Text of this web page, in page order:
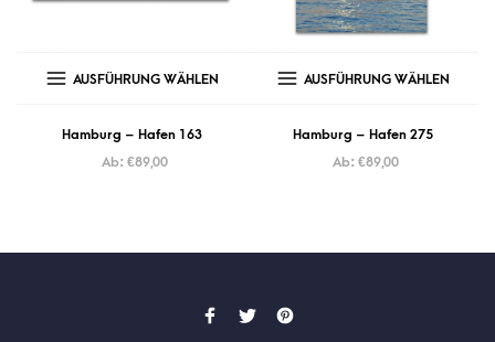
AUSFÜHRUNG WÄHLEN
Hamburg – Hafen 163
Ab: €89,00
AUSFÜHRUNG WÄHLEN
Hamburg – Hafen 275
Ab: €89,00